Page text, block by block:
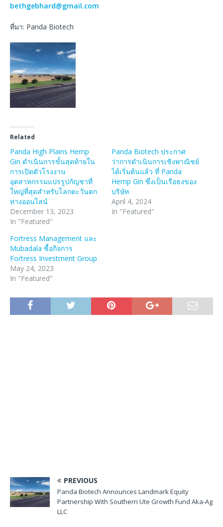
bethgebhard@gmail.com
ที่มา: Panda Biotech
Related
Panda High Plains Hemp
Gin ดำเนินการขั้นสุดท้ายใน
การเปิดตัวโรงงาน
อุตสาหกรรมแปรรูปกัญชาที่
ใหญ่ที่สุดสำหรับโลกตะวันตก
ทางออนไลน์
December 13, 2023
In "Featured"
Panda Biotech ประกาศ
ว่าการดำเนินการเชิงพาณิชย์
ได้เริ่มต้นแล้ว ที่ Panda
Hemp Gin ซึ่งเป็นเรือธงของ
บริษัท
April 4, 2024
In "Featured"
Fortress Management และ
Mubadala ซื้อกิจการ
Fortress Investment Group
May 24, 2023
In "Featured"
PREVIOUS
Panda Biotech Announces Landmark Equity
Partnership With Southern Ute Growth Fund Aka-Ag
LLC